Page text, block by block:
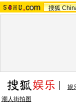
搜狐
娱
潮人街拍图